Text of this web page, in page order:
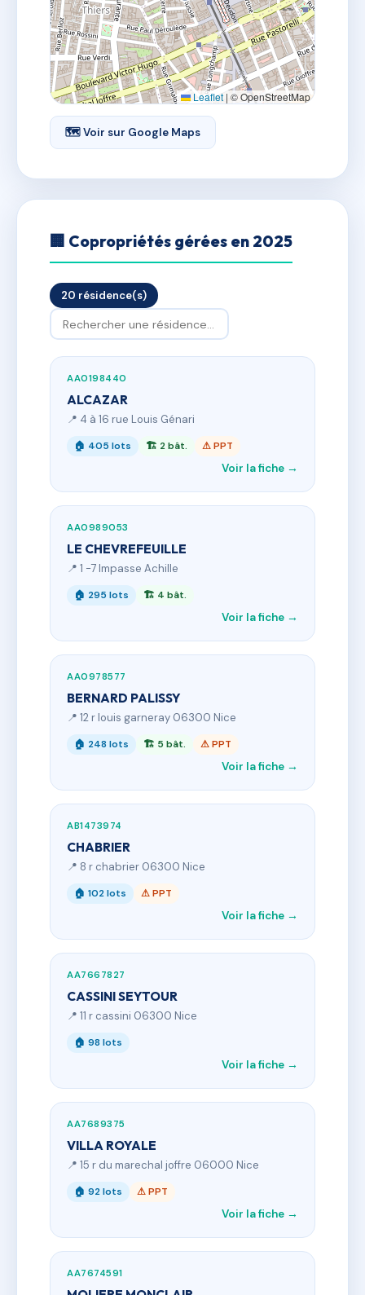
Leaflet | © OpenStreetMap
🗺 Voir sur Google Maps
🏢 Copropriétés gérées en 2025
20 résidence(s)
AA0198440
ALCAZAR
📍 4 à 16 rue Louis Génari
🏠 405 lots 🏗 2 bât. ⚠ PPT
Voir la fiche →
AA0989053
LE CHEVREFEUILLE
📍 1 -7 Impasse Achille
🏠 295 lots 🏗 4 bât.
Voir la fiche →
AA0978577
BERNARD PALISSY
📍 12 r louis garneray 06300 Nice
🏠 248 lots 🏗 5 bât. ⚠ PPT
Voir la fiche →
AB1473974
CHABRIER
📍 8 r chabrier 06300 Nice
🏠 102 lots ⚠ PPT
Voir la fiche →
AA7667827
CASSINI SEYTOUR
📍 11 r cassini 06300 Nice
🏠 98 lots
Voir la fiche →
AA7689375
VILLA ROYALE
📍 15 r du marechal joffre 06000 Nice
🏠 92 lots ⚠ PPT
Voir la fiche →
AA7674591